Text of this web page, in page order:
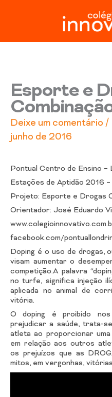
conteúdo
Esporte e
Deixe um comentário /
junho de 2016
Pontual Centro de Ensino –
Estações de Aptidão 2016
Projeto: Esporte e Drogas
Orientador: José Eduardo
facebook.com/
Doping é o uso de drogas,
visam aumentar o
competição.A palavra
no turfe, significa injeção
aplicada no animal de
vitória.
O doping é proibido
prejudicar a saúde, trata-
atleta ao proporcionar
em relação aos outros
os prejuízos que as
mitos, em vergonhas,